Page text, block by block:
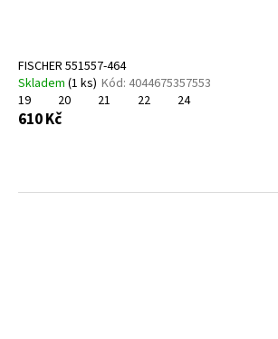
FISCHER 551557-464
Skladem (1 ks) Kód: 4044675357553
19
20 21 22 24
610 Kč